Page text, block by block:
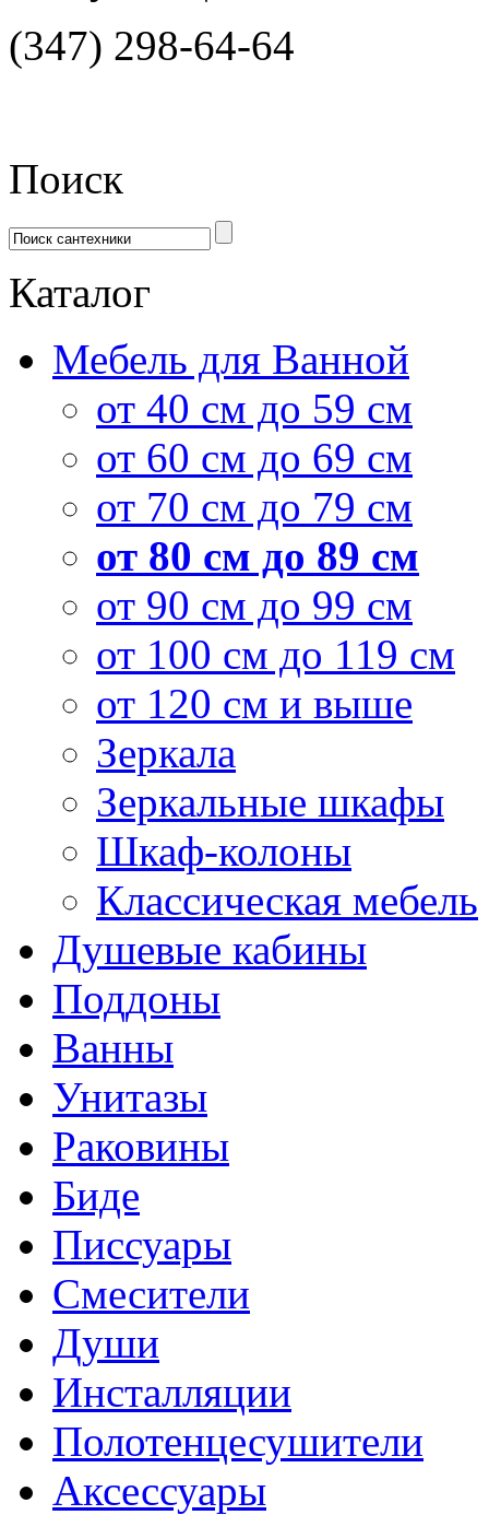
(347) 298-64-64
Поиск
Каталог
Мебель для Ванной
от 40 см до 59 см
от 60 см до 69 см
от 70 см до 79 см
от 80 см до 89 см
от 90 см до 99 см
от 100 см до 119 см
от 120 см и выше
Зеркала
Зеркальные шкафы
Шкаф-колоны
Классическая мебель
Душевые кабины
Поддоны
Ванны
Унитазы
Раковины
Биде
Писсуары
Смесители
Души
Инсталляции
Полотенцесушители
Аксессуары